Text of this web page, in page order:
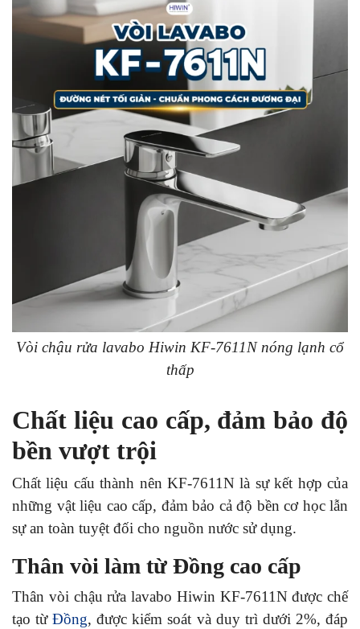
Vòi chậu rửa lavabo Hiwin KF-7611N nóng lạnh cổ
thấp
Chất liệu cao cấp, đảm bảo độ
bền vượt trội
Chất liệu cấu thành nên KF-7611N là sự kết hợp của
những vật liệu cao cấp, đảm bảo cả độ bền cơ học lẫn
sự an toàn tuyệt đối cho nguồn nước sử dụng.
Thân vòi làm từ Đồng cao cấp
Thân vòi chậu rửa lavabo Hiwin KF-7611N được chế
tạo từĐồng, được kiểm soát và duy trì dưới 2%, đáp